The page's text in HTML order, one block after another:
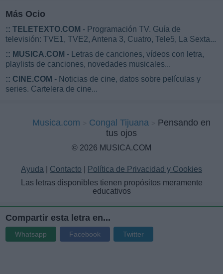
Más Ocio
:: TELETEXTO.COM - Programación TV. Guía de
televisión: TVE1, TVE2, Antena 3, Cuatro, Tele5, La Sexta...
:: MUSICA.COM - Letras de canciones, vídeos con letra,
playlists de canciones, novedades musicales...
:: CINE.COM - Noticias de cine, datos sobre películas y
series. Cartelera de cine...
Musica.com Congal Tijuana
Pensando en
tus ojos
© 2026 MUSICA.COM
Ayuda Contacto
Política de Privacidad y Cookies
Las letras disponibles tienen propósitos meramente
educativos
Compartir esta letra en...
Whatsapp Facebook Twitter